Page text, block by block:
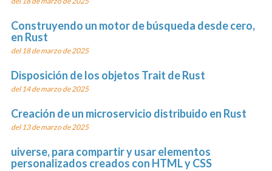
Construyendo un motor de búsqueda desde cero,
en Rust
del 18 de marzo de 2025
Disposición de los objetos Trait de Rust
del 14 de marzo de 2025
Creación de un microservicio distribuido en Rust
del 13 de marzo de 2025
uiverse, para compartir y usar elementos
personalizados creados con HTML y CSS